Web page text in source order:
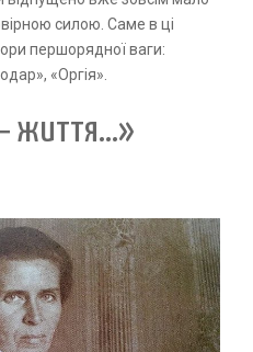
силою. Саме в ці
першорядної ваги:
«Оргія».
життя...»